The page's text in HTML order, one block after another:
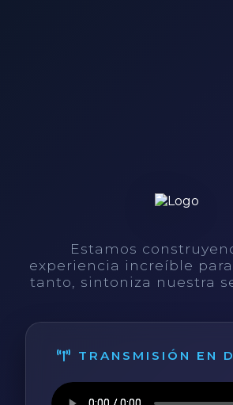
Estamos
experiencia increíble
tanto, sintoniza nuestra
TRANSMISIÓN EN